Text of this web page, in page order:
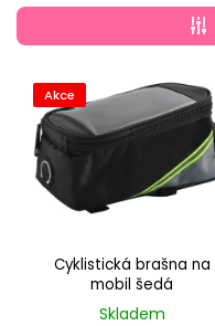
Nejlevnější
Nejdražší
Abecedně
Akce
Cyklistická brašna na
mobil šedá
Skladem